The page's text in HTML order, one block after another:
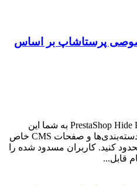
پرستاشاپ بر اساس
افزونه PrestaShop Hide Products &amp; Category به شما این
امکان را می‌دهد که محصولات، دسته‌بندی‌ها و صفحات CMS خاص
کنید. کاربران مسدود شده را
قابل...